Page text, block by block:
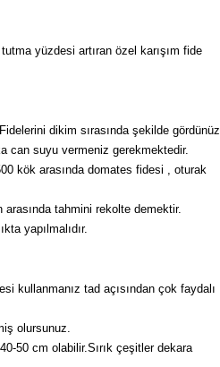
yüzdesi artıran özel karışım fide
dikim sırasında şekilde gördünüz
can suyu vermeniz gerekmektedir.
kök arasında domates fidesi , oturak
tahmini rekolte demektir.
yapılmalıdır.
kullanmanız tad açısından çok faydalı
olursunuz.
50 cm olabilir.Sırık çeşitler dekara